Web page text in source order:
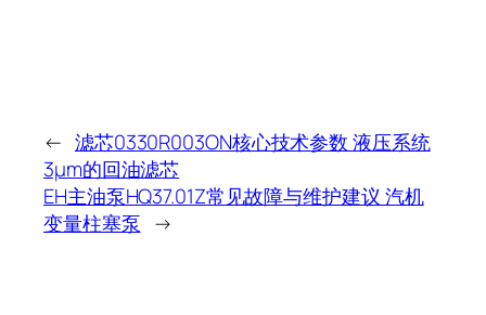
← 滤芯0330R003ON核心技术参数 液压系统
3μm的回油滤芯
EH主油泵HQ37.01Z常见故障与维护建议 汽机
变量柱塞泵 →